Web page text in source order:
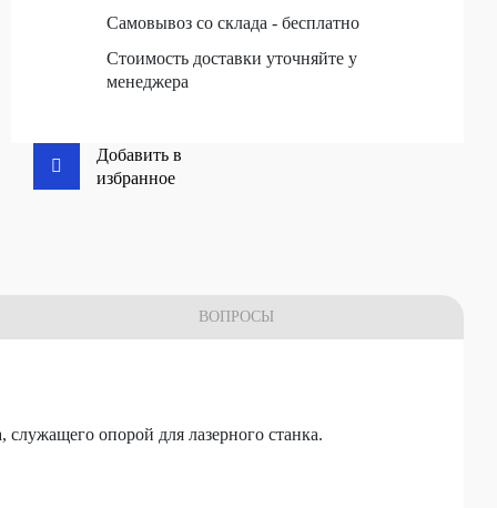
Самовывоз со склада - бесплатно
Стоимость доставки уточняйте у
менеджера
Добавить в
избранное
ВОПРОСЫ
служащего опорой для лазерного станка.